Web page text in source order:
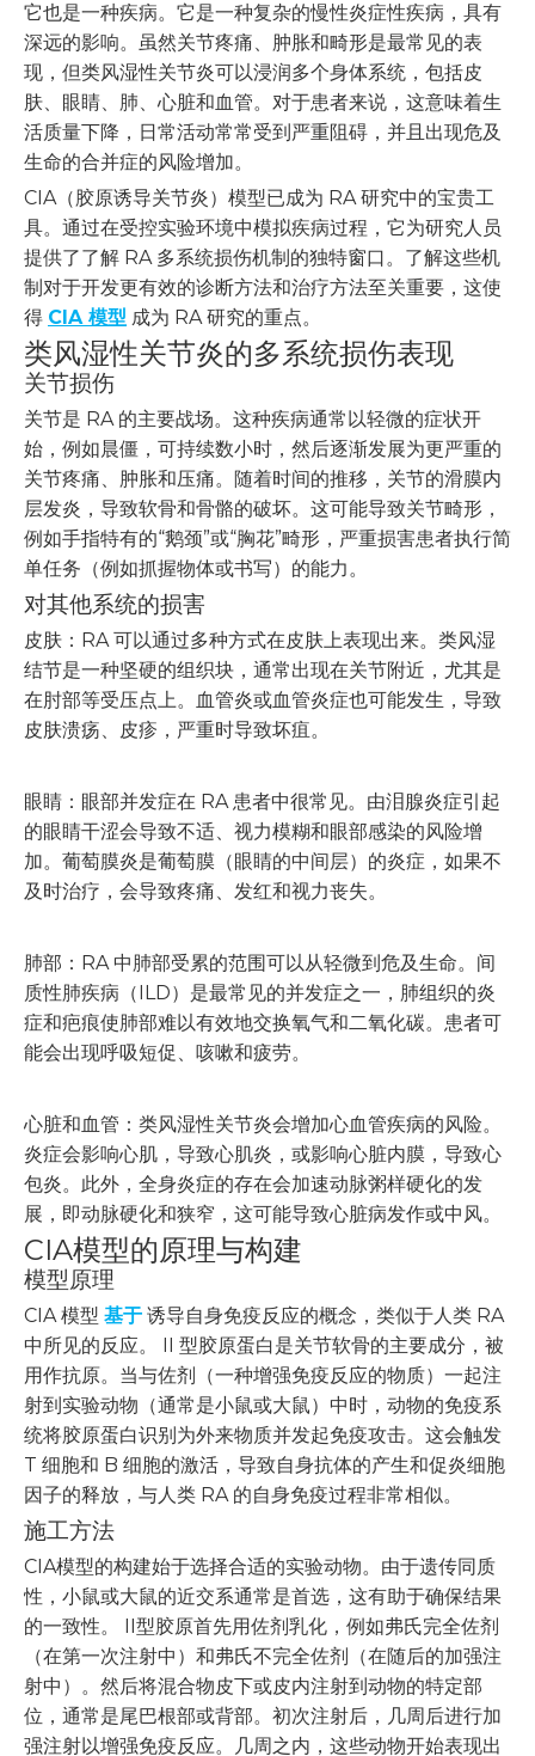
它也是一种疾病。它是一种复杂的慢性炎症性疾病，具有
深远的影响。虽然关节疼痛、肿胀和畸形是最常见的表
现，但类风湿性关节炎可以浸润多个身体系统，包括皮
肤、眼睛、肺、心脏和血管。对于患者来说，这意味着生
活质量下降，日常活动常常受到严重阻碍，并且出现危及
生命的合并症的风险增加。
CIA（胶原诱导关节炎）模型已成为 RA 研究中的宝贵工
具。通过在受控实验环境中模拟疾病过程，它为研究人员
提供了了解 RA 多系统损伤机制的独特窗口。了解这些机
制对于开发更有效的诊断方法和治疗方法至关重要，这使
得 CIA 模型 成为 RA 研究的重点。
类风湿性关节炎的多系统损伤表现
关节损伤
关节是 RA 的主要战场。这种疾病通常以轻微的症状开
始，例如晨僵，可持续数小时，然后逐渐发展为更严重的
关节疼痛、肿胀和压痛。随着时间的推移，关节的滑膜内
层发炎，导致软骨和骨骼的破坏。这可能导致关节畸形，
例如手指特有的“鹅颈”或“胸花”畸形，严重损害患者执行简
单任务（例如抓握物体或书写）的能力。
对其他系统的损害
皮肤：RA 可以通过多种方式在皮肤上表现出来。类风湿
结节是一种坚硬的组织块，通常出现在关节附近，尤其是
在肘部等受压点上。血管炎或血管炎症也可能发生，导致
皮肤溃疡、皮疹，严重时导致坏疽。
眼睛：眼部并发症在 RA 患者中很常见。由泪腺炎症引起
的眼睛干涩会导致不适、视力模糊和眼部感染的风险增
加。葡萄膜炎是葡萄膜（眼睛的中间层）的炎症，如果不
及时治疗，会导致疼痛、发红和视力丧失。
肺部：RA 中肺部受累的范围可以从轻微到危及生命。间
质性肺疾病（ILD）是最常见的并发症之一，肺组织的炎
症和疤痕使肺部难以有效地交换氧气和二氧化碳。患者可
能会出现呼吸短促、咳嗽和疲劳。
心脏和血管：类风湿性关节炎会增加心血管疾病的风险。
炎症会影响心肌，导致心肌炎，或影响心脏内膜，导致心
包炎。此外，全身炎症的存在会加速动脉粥样硬化的发
展，即动脉硬化和狭窄，这可能导致心脏病发作或中风。
CIA模型的原理与构建
模型原理
CIA 模型 基于 诱导自身免疫反应的概念，类似于人类 RA
中所见的反应。 II 型胶原蛋白是关节软骨的主要成分，被
用作抗原。当与佐剂（一种增强免疫反应的物质）一起注
射到实验动物（通常是小鼠或大鼠）中时，动物的免疫系
统将胶原蛋白识别为外来物质并发起免疫攻击。这会触发
T 细胞和 B 细胞的激活，导致自身抗体的产生和促炎细胞
因子的释放，与人类 RA 的自身免疫过程非常相似。
施工方法
CIA模型的构建始于选择合适的实验动物。由于遗传同质
性，小鼠或大鼠的近交系通常是首选，这有助于确保结果
的一致性。 II型胶原首先用佐剂乳化，例如弗氏完全佐剂
（在第一次注射中）和弗氏不完全佐剂（在随后的加强注
射中）。然后将混合物皮下或皮内注射到动物的特定部
位，通常是尾巴根部或背部。初次注射后，几周后进行加
强注射以增强免疫反应。几周之内，这些动物开始表现出